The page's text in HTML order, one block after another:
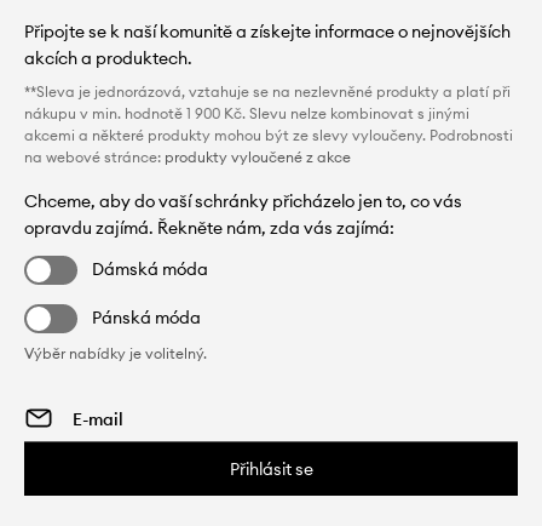
Připojte se k naší komunitě a získejte informace o nejnovějších
akcích a produktech.
**Sleva je jednorázová, vztahuje se na nezlevněné produkty a platí při
nákupu v min. hodnotě 1 900 Kč. Slevu nelze kombinovat s jinými
akcemi a některé produkty mohou být ze slevy vyloučeny. Podrobnosti
na webové stránce: produkty vyloučené z akce
Chceme, aby do vaší schránky přicházelo jen to, co vás
opravdu zajímá. Řekněte nám, zda vás zajímá:
Dámská móda
Pánská móda
Výběr nabídky je volitelný.
Přihlásit se